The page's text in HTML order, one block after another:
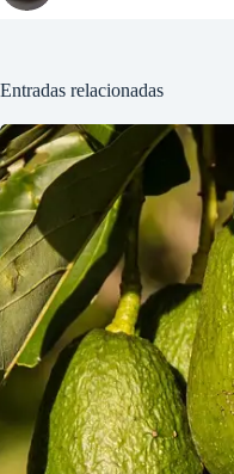
Entradas relacionadas